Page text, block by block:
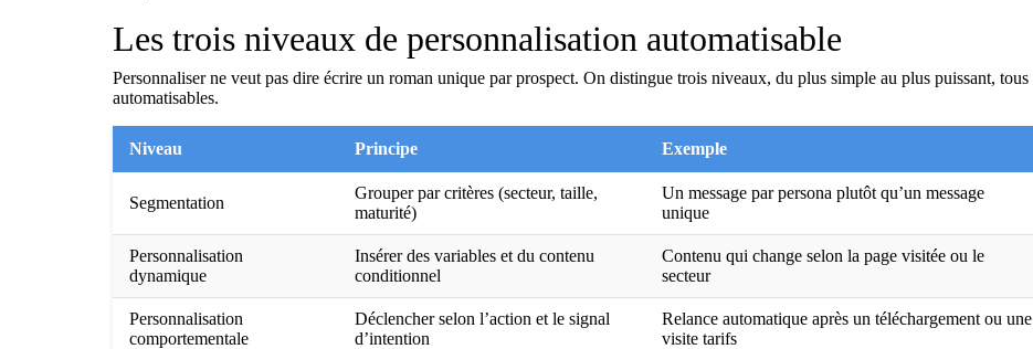
Les trois niveaux de personnalisation automatisable
Personnaliser ne veut pas dire écrire un roman unique par prospect. On distingue trois niveaux, du plus simple au plus puissant, tous
automatisables.
Niveau Principe Exemple
Segmentation
Grouper par critères (secteur, taille,
maturité)
Un message par persona plutôt qu’un message
unique
Personnalisation
dynamique
Insérer des variables et du contenu
conditionnel
Contenu qui change selon la page visitée ou le
secteur
Personnalisation
comportementale
Déclencher selon l’action et le signal
d’intention
Relance automatique après un téléchargement ou une
visite tarifs